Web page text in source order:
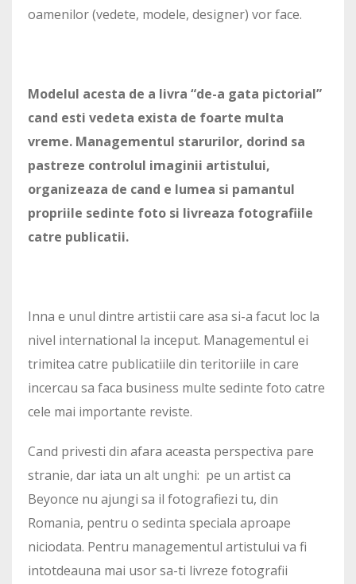
oamenilor (vedete, modele, designer) vor face.
Modelul acesta de a livra “de-a gata pictorial”
cand esti vedeta exista de foarte multa
vreme. Managementul starurilor, dorind sa
pastreze controlul imaginii artistului,
organizeaza de cand e lumea si pamantul
propriile sedinte foto si livreaza fotografiile
catre publicatii.
Inna e unul dintre artistii care asa si-a facut loc la
nivel international la inceput. Managementul ei
trimitea catre publicatiile din teritoriile in care
incercau sa faca business multe sedinte foto catre
cele mai importante reviste.
Cand privesti din afara aceasta perspectiva pare
stranie, dar iata un alt unghi: pe un artist ca
Beyonce nu ajungi sa il fotografiezi tu, din
Romania, pentru o sedinta speciala aproape
niciodata. Pentru managementul artistului va fi
intotdeauna mai usor sa-ti livreze fotografii